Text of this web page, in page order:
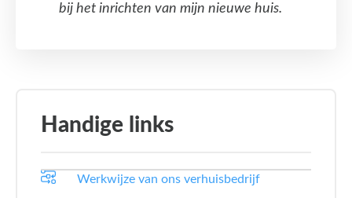
bij het inrichten van mijn nieuwe huis.
Handige links
Werkwijze van ons verhuisbedrijf